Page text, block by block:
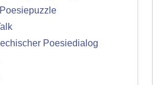
Poesiedialog